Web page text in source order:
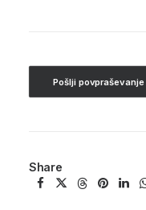
Pošlji povpraševanje
Share